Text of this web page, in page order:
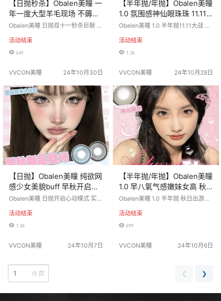
【日抛秒杀】Obalen美瞳 一
年一度大型羊毛现场 不薅白
不薅
Obalen美瞳 日抛双十一秒杀巨献 九
3.3💰一片的全年最低套餐活动！ 即
将爆单预警🔥先下手准没错〰 活动
货详情⭐======== 发货地区：安
装） 默…
活动结束
649
VVCON美瞳 24年10月30日
【半年抛/年抛】Obalen美瞳
1.0 氛围感神仙眼珠珠 11.11
大作战
Obalen美瞳 1.0 半年抛11.11大战 多
新品TOP推荐🔍薄荷系列 冰透电光
蓝色#薄荷冰蓝 14.5mm 绿色梦中情
8/4副 （每副均送伴侣盒 2副起送护
024年10月28日-11月15日 ====…
活动结束
1.2k
VVCON美瞳 24年10月28日
【日抛】Obalen美瞳 纯欲网
感少女美貌buff 早秋开启心
动模式
Obalen美瞳 日抛开启心动模式 实至
珍珠少女 🌷上眼灵气感爆棚#闪闪泪
光 纯欲鼻祖网感少女的美貌buff👊
盒，168/4盒，328/8盒 （每单均送
活动结束
1.2k
VVCON美瞳 24年10月7日
【半年抛/年抛】Obalen美瞳
1.0 早八氧气感嫩妹女高 秋
日出游季
Obalen美瞳 1.0 半年抛 秋日出游季
信这都拿不下你❓ #牛奶珍宝珠#蓝
莓珍宝珠#炼乳咖啡 新品闪亮登场🔛
24年10月6日-10月25日 =======
活动结束
699
VVCON美瞳 24年10月6日
/5 页 ❮ ❯